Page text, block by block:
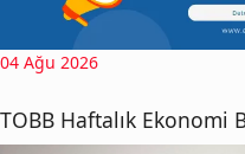
04 Ağu 2026
TOBB Haftalık Ekonomi